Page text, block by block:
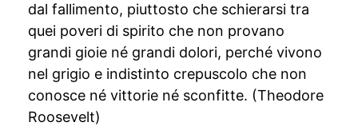
dal fallimento, piuttosto che schierarsi tra
quei poveri di spirito che non provano
grandi gioie né grandi dolori, perché vivono
nel grigio e indistinto crepuscolo che non
conosce né vittorie né sconfitte. (Theodore
Roosevelt)